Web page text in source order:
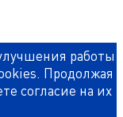
работы
Продолжая
согласие на их